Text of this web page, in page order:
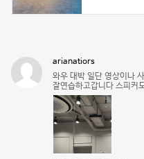
arianatiors
와우 대박 일단 영상이나
잘연습하고갑니다 스피커